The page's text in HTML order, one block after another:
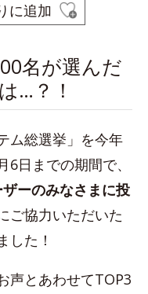
に追加
名が選んだ
…？！
ム総選挙」を今年
日までの期間で、
ーのみなさまに投
ご協力いただいた
した！
声とあわせてTOP3